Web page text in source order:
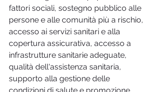
fattori sociali, sostegno pubblico alle
persone e alle comunità più a rischio,
accesso ai servizi sanitari e alla
copertura assicurativa, accesso a
infrastrutture sanitarie adeguate,
qualità dell'assistenza sanitaria,
supporto alla gestione delle